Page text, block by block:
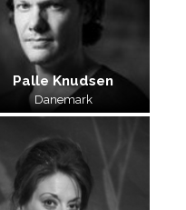
Palle Knudsen
Danemark